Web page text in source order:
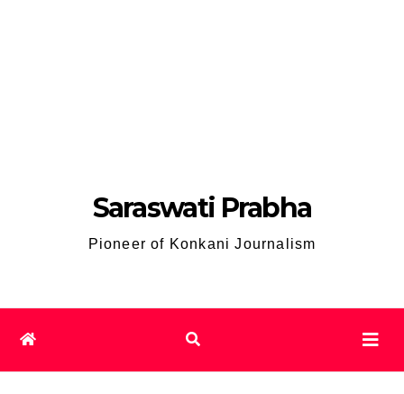
Saraswati Prabha
Pioneer of Konkani Journalism